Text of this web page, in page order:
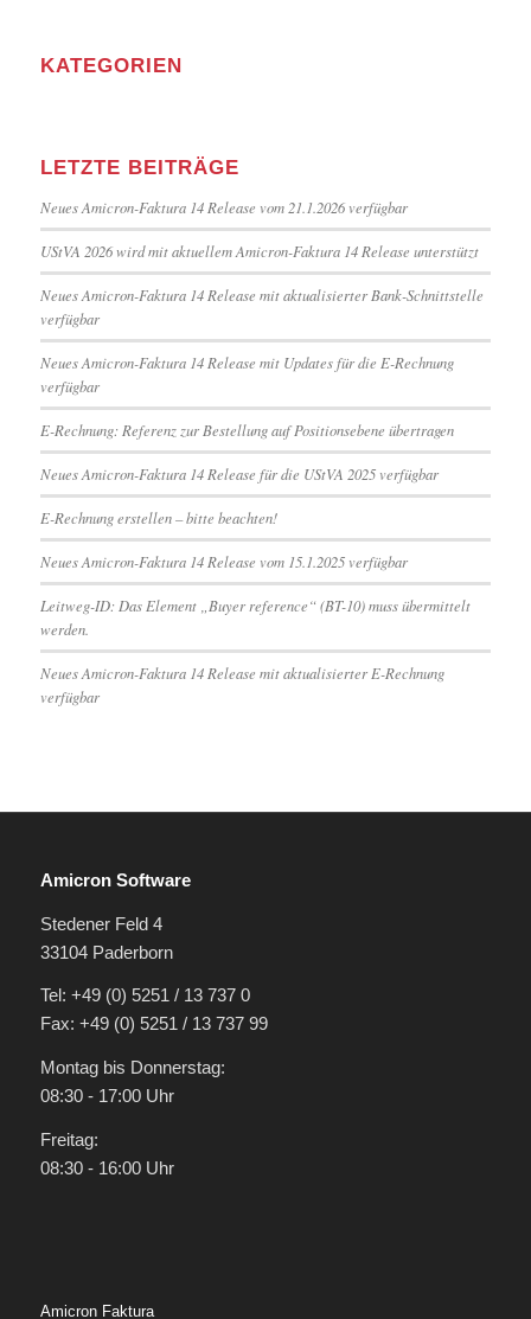
KATEGORIEN
LETZTE BEITRÄGE
Neues Amicron-Faktura 14 Release vom 21.1.2026 verfügbar
UStVA 2026 wird mit aktuellem Amicron-Faktura 14 Release unterstützt
Neues Amicron-Faktura 14 Release mit aktualisierter Bank-Schnittstelle
verfügbar
Neues Amicron-Faktura 14 Release mit Updates für die E-Rechnung
verfügbar
E-Rechnung: Referenz zur Bestellung auf Positionsebene übertragen
Neues Amicron-Faktura 14 Release für die UStVA 2025 verfügbar
E-Rechnung erstellen – bitte beachten!
Neues Amicron-Faktura 14 Release vom 15.1.2025 verfügbar
Leitweg-ID: Das Element „Buyer reference“ (BT-10) muss übermittelt
werden.
Neues Amicron-Faktura 14 Release mit aktualisierter E-Rechnung
verfügbar
Amicron Software
Stedener Feld 4
33104 Paderborn
Tel: +49 (0) 5251 / 13 737 0
Fax: +49 (0) 5251 / 13 737 99
Montag bis Donnerstag:
08:30 - 17:00 Uhr
Freitag:
08:30 - 16:00 Uhr
Amicron Faktura